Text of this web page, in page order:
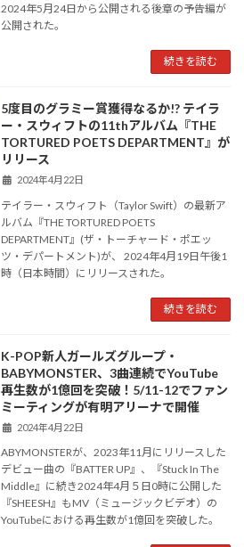
2024年5月24日から公開される後章の予告編が
公開された。
続きを読む
5度目のグラミー賞獲得なるか!? テイラ
ー・スウィフトの11thアルバム『THE
TORTURED POETS DEPARTMENT』が
リリース
2024年4月22日
テイラー・スウィフト（Taylor Swift）の最新ア
ルバム『THE TORTURED POETS
DEPARTMENT』(ザ・トーチャード・ポエッ
ツ・デパートメント)が、 2024年4月19日午後1
時（日本時間）にリリースされた。
続きを読む
K-POP新人ガールズグループ・
BABYMONSTER、3曲連続でYouTube
再生数が1億回を突破！5/11-12でファン
ミーティングが有明アリーナで開催
2024年4月22日
ABYMONSTERが、2023年11月にリリースした
デビュー曲の『BATTER UP』、『Stuck In The
Middle』に続き2024年4月５日0時に公開した
『SHEESH』もMV（ミュージックビデオ）の
YouTubeにおける再生数が1億回を突破した。